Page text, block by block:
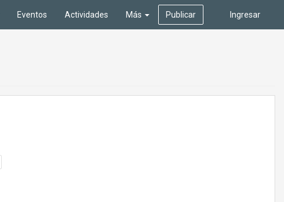
Ingresar
Eventos Actividades Más Publicar